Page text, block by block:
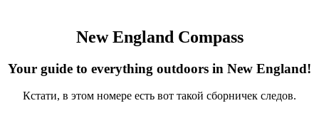
New England Compass
Your guide to everything outdoors in New England!
Кстати, в этом номере есть вот такой сборничек следов.